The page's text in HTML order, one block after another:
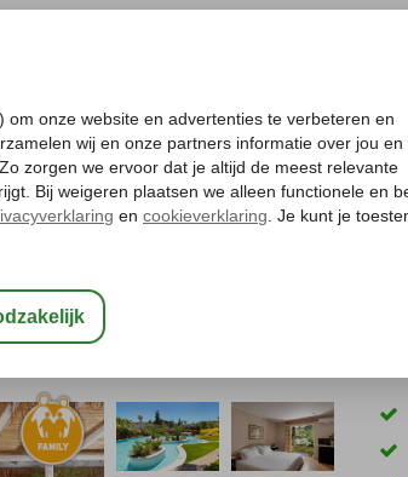
WINTERZON ZONVAKANTIES
Geen fueltoeslag Gratis annuleren*
Resort